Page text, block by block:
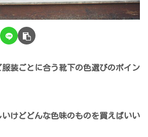
服装ごとに合う靴下の色選びのポイン
いけどどんな色味のものを買えばいい